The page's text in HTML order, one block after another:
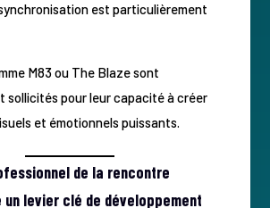
est particulièrement
M83 ou The Blaze sont
sollicités pour leur capacité à créer
et émotionnels puissants.
de la rencontre
un levier clé de développement